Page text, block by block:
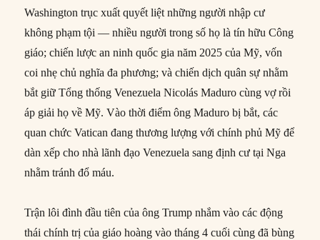
Washington trục xuất quyết liệt những người nhập cư
không phạm tội — nhiều người trong số họ là tín hữu Công
giáo; chiến lược an ninh quốc gia năm 2025 của Mỹ, vốn
coi nhẹ chủ nghĩa đa phương; và chiến dịch quân sự nhằm
bắt giữ Tổng thống Venezuela Nicolás Maduro cùng vợ rồi
áp giải họ về Mỹ. Vào thời điểm ông Maduro bị bắt, các
quan chức Vatican đang thương lượng với chính phủ Mỹ để
dàn xếp cho nhà lãnh đạo Venezuela sang định cư tại Nga
nhằm tránh đổ máu.
Trận lôi đình đầu tiên của ông Trump nhắm vào các động
thái chính trị của giáo hoàng vào tháng 4 cuối cùng đã bùng